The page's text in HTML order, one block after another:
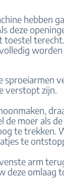
hebben
deze
sproeiarmen
verstopt zijn.
moer als
te trekken.
te
arm
deze omlaag